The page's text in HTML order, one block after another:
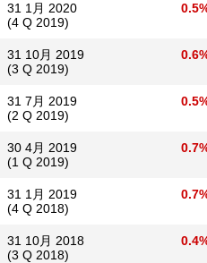
31 1月 2020
(4 Q 2019)
31 10月 2019
(3 Q 2019)
31 7月 2019
(2 Q 2019)
30 4月 2019
(1 Q 2019)
31 1月 2019
(4 Q 2018)
31 10月 2018
(3 Q 2018)